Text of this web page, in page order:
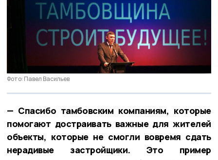
Фото: Павел Васильев
— Спасибо тамбовским компаниям, которые
помогают достраивать важные для жителей
объекты, которые не смогли вовремя сдать
нерадивые застройщики. Это пример